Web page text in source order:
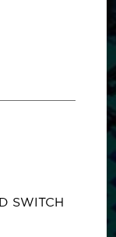
SWITCH